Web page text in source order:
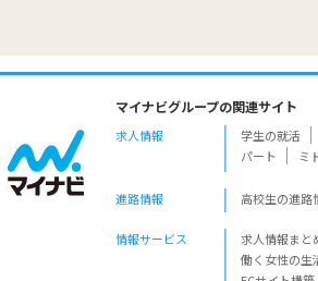
マイナビグループの関連サイト
求人情報 学生の就活
パート
ミ
進路情報 高校生の進路
情報サービス 求人情報まと
働く女性の生